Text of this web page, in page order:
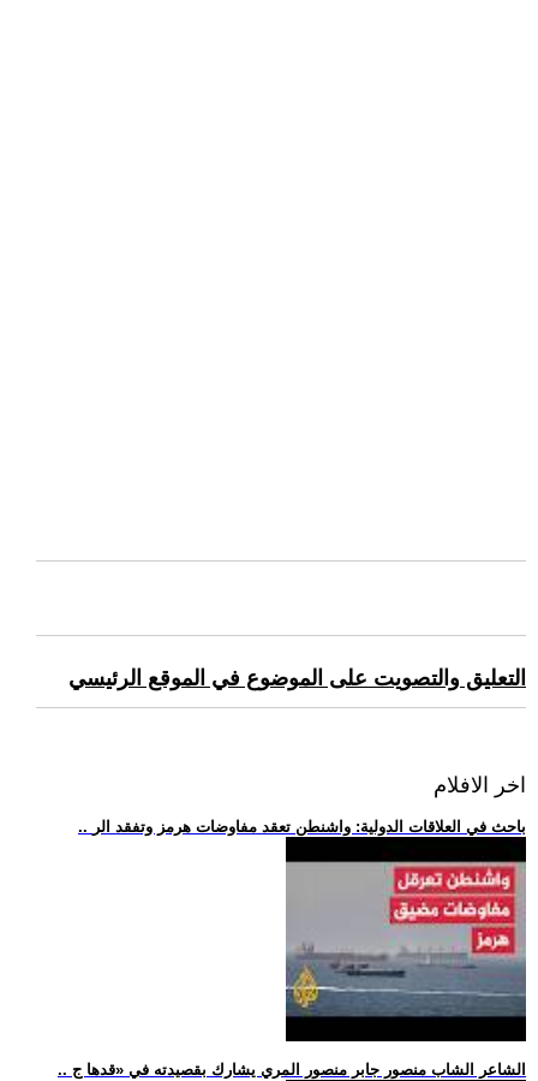
التعليق والتصويت على الموضوع في الموقع الرئيسي
اخر الافلام
.. باحث في العلاقات الدولية: واشنطن تعقد مفاوضات هرمز وتفقد الر
.. الشاعر الشاب منصور جابر منصور المري يشارك بقصيدته في «قدها ج